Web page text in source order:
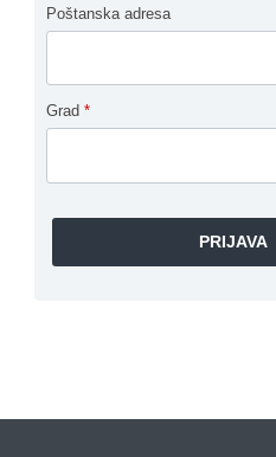
Poštanska adresa
Grad *